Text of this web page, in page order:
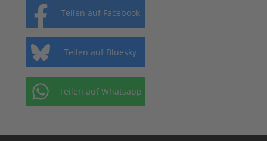
Teilen auf Facebook
Teilen auf Bluesky
Teilen auf Whatsapp